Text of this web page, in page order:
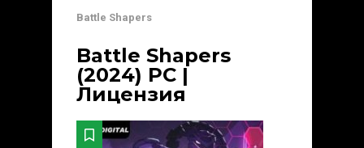
Battle Shapers
Battle Shapers
(2024) PC |
Лицензия